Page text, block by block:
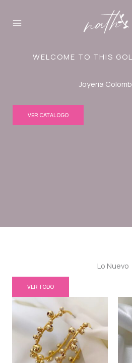
WELCOME TO THIS
Joyeria
VER CATALOGO
Lo Nuevo
VER TODO